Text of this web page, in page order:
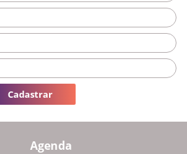
Cadastrar
Agenda